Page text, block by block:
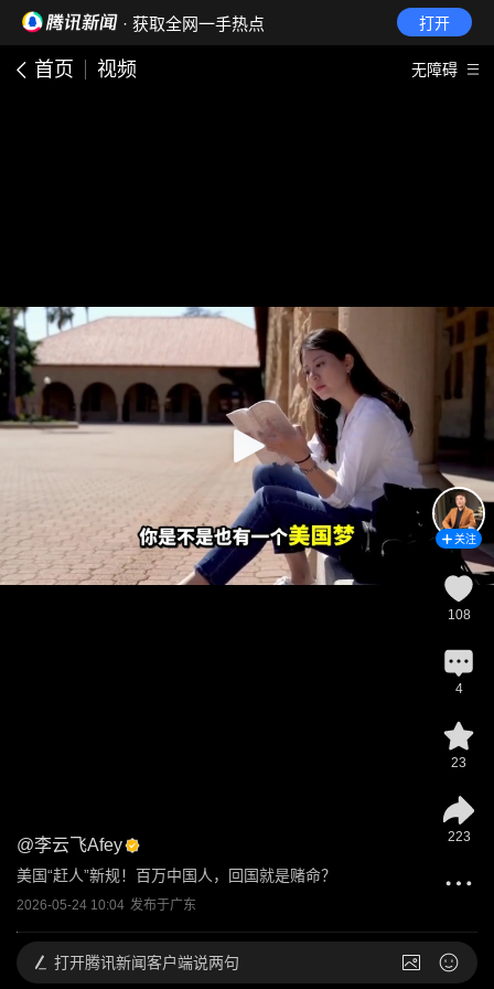
· 获取全网一手热点 打开
首页 视频 无障碍
@李云飞Afey
美国“赶人”新规！百万中国人，回国就是赌命？
2026-05-24 10:04 发布于广东
关注
108
4
23
223
打开腾讯新闻客户端说两句